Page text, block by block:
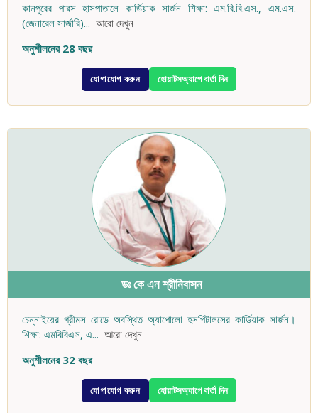
কানপুরের পারস হাসপাতালে কার্ডিয়াক সার্জন শিক্ষা: এম.বি.বি.এস., এম.এস.
(জেনারেল সার্জারি)... আরো দেখুন
অনুশীলনের 28 বছর
যোগাযোগ করুন হোয়াটসঅ্যাপে বার্তা দিন
ডঃ কে এন শ্রীনিবাসন
চেন্নাইয়ের গ্রীমস রোডে অবস্থিত অ্যাপোলো হসপিটালসের কার্ডিয়াক সার্জন।
শিক্ষা: এমবিবিএস, এ... আরো দেখুন
অনুশীলনের 32 বছর
যোগাযোগ করুন হোয়াটসঅ্যাপে বার্তা দিন